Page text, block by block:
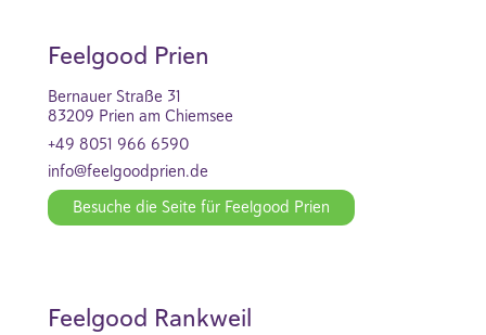
Feelgood Prien
Bernauer Straße 31
83209 Prien am Chiemsee
+49 8051 966 6590
info@feelgoodprien.de
Besuche die Seite für Feelgood Prien
Feelgood Rankweil